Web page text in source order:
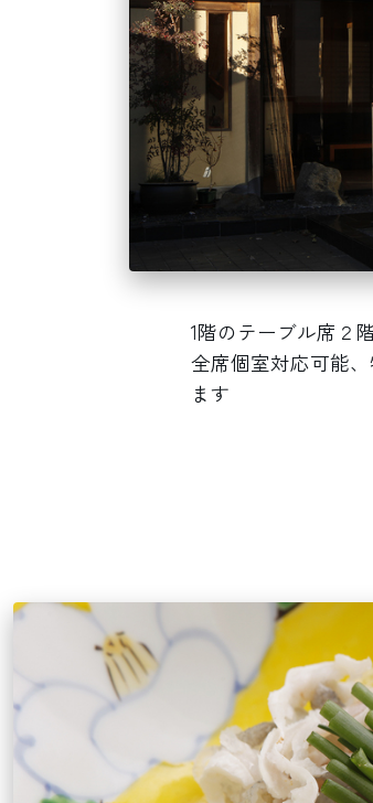
1階のテーブル席２
全席個室対応可能
ます